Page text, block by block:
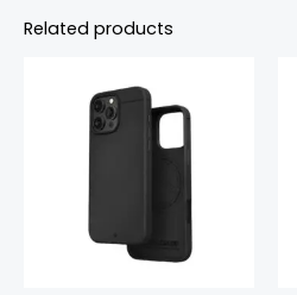
Related products
range:
Rp580.000
through
Rp610.000